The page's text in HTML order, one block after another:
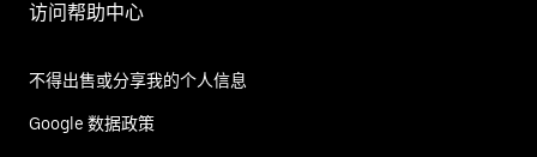
访问帮助中心
不得出售或分享我的个人信息
Google 数据政策